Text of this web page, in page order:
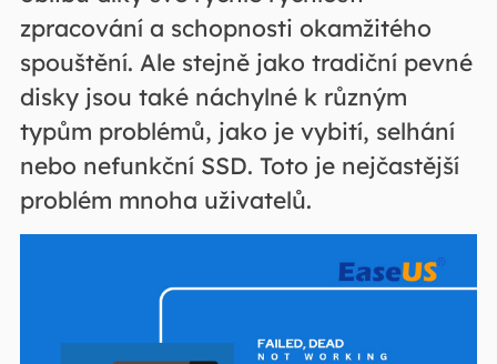
zpracování a schopnosti okamžitého
spouštění. Ale stejně jako tradiční pevné
disky jsou také náchylné k různým
typům problémů, jako je vybití, selhání
nebo nefunkční SSD. Toto je nejčastější
problém mnoha uživatelů.